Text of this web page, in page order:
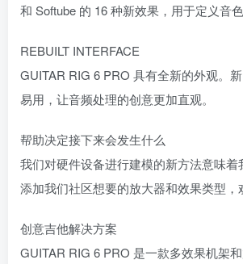
和 Softube 的 16 种新效果，用于定义音色
REBUILT INTERFACE
GUITAR RIG 6 PRO 具有全新的外观。
易用，让音频处理的创意更加直观。
帮助决定接下来会发生什么
我们对硬件设备进行建模的新方法意味
添加我们社区想要的放大器和效果类型，
创意吉他解决方案
GUITAR RIG 6 PRO 是一款多效果机架